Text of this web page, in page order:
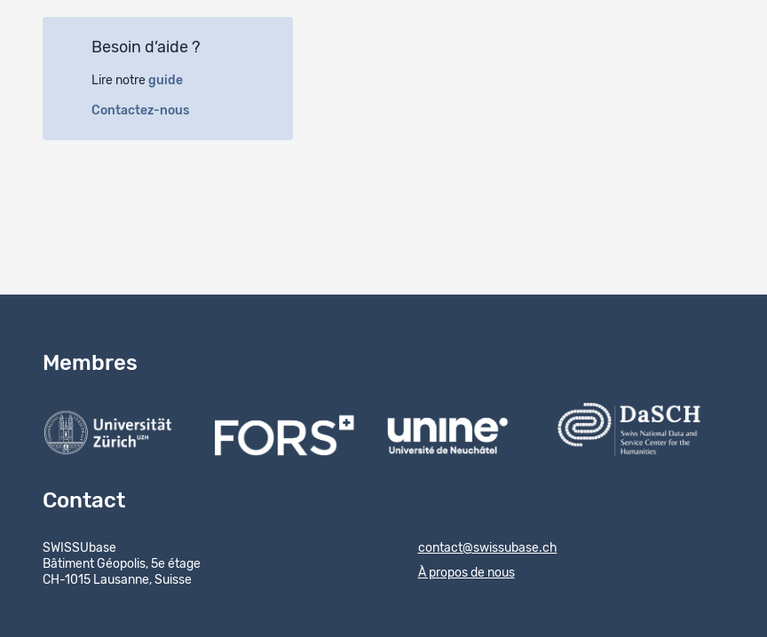
Besoin d’aide ?
Lire notre guide
Contactez-nous
Membres
Contact
SWISSUbase
Bâtiment Géopolis, 5e étage
CH-1015 Lausanne, Suisse
contact@swissubase.ch
À propos de nous